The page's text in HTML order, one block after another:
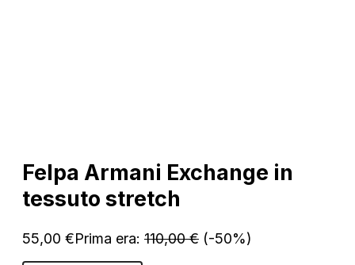
Felpa Armani Exchange in
tessuto stretch
55,00 €Prima era: 110,00€ (-50%)